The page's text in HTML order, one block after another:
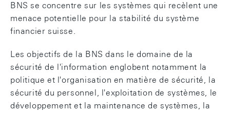
BNS se concentre sur les systèmes qui recèlent une
menace potentielle pour la stabilité du système
financier suisse.
Les objectifs de la BNS dans le domaine de la
sécurité de l'information englobent notamment la
politique et l'organisation en matière de sécurité, la
sécurité du personnel, l'exploitation de systèmes, le
développement et la maintenance de systèmes, la